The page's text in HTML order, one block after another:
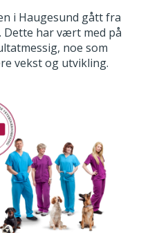
i Haugesund gått fra
Dette har vært med på
noe som
vekst og utvikling.